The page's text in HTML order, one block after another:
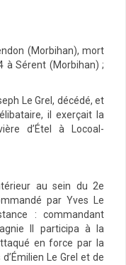
(Morbihan), mort
à Sérent (Morbihan) ;
Le Grel, décédé, et
il exerçait la
d’Étel à Locoal-
au sein du 2e
par Yves Le
: commandant
Il participa à la
en force par la
Le Grel et de